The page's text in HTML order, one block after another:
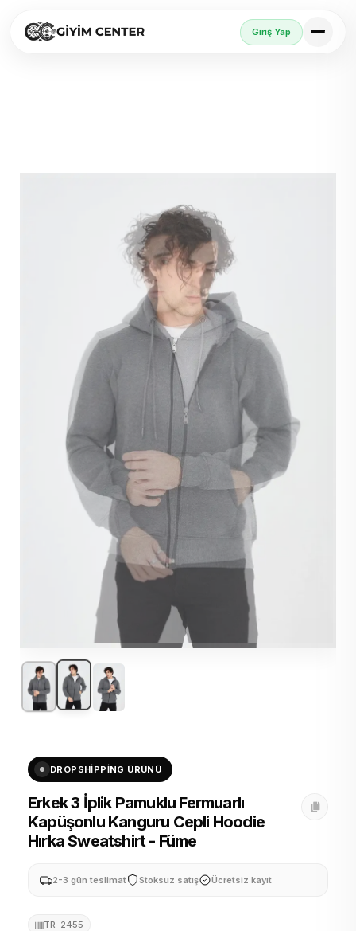
Giriş Yap
DROPSHIPPING ÜRÜNÜ
Erkek 3 İplik Pamuklu Fermuarlı
Kapüşonlu Kanguru Cepli Hoodie
Hırka Sweatshirt - Füme
2-3 gün teslimat Stoksuz satış Ücretsiz kayıt
TR-2455